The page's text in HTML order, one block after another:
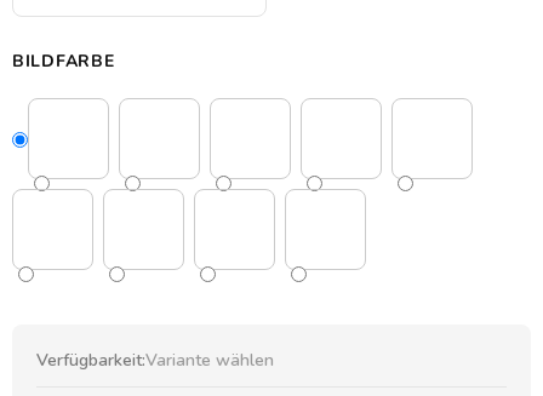
BILDFARBE
Verfügbarkeit:Variante wählen